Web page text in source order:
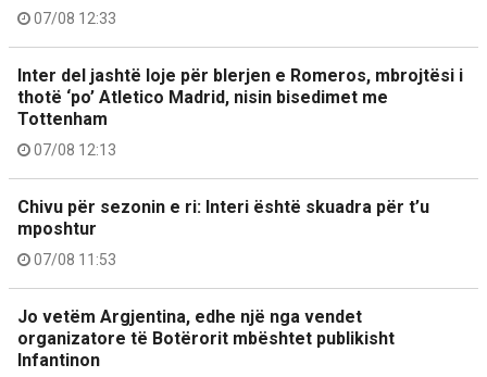
07/08 12:33
Inter del jashtë loje për blerjen e Romeros, mbrojtësi i
thotë ‘po’ Atletico Madrid, nisin bisedimet me
Tottenham
07/08 12:13
Chivu për sezonin e ri: Interi është skuadra për t’u
mposhtur
07/08 11:53
Jo vetëm Argjentina, edhe një nga vendet
organizatore të Botërorit mbështet publikisht
Infantinon